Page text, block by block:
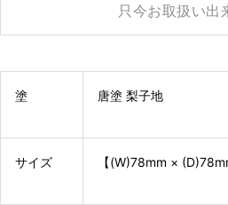
只今お取扱い出
塗 唐塗 梨子地
サイズ 【(W)78mm ×